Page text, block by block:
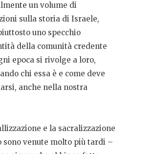
un volume di
sulla storia di Israele,
uno specchio
della comunità credente
epoca si rivolge a loro,
chi essa è e come deve
anche nella nostra
e la sacralizzazione
sono venute molto più tardi –